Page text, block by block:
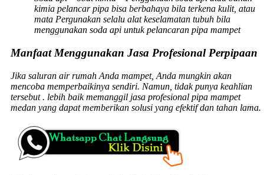
kimia pelancar pipa bisa berbahaya bila terkena kulit, atau
mata Pergunakan selalu alat keselamatan tubuh bila
menggunakan soda api untuk pelancaran pipa mampet
Manfaat Menggunakan Jasa Profesional Perpipaan
Jika saluran air rumah Anda mampet, Anda mungkin akan
mencoba memperbaikinya sendiri. Namun, tidak punya keahlian
tersebut . lebih baik memanggil jasa profesional pipa mampet
medan yang dapat memberikan solusi yang efektif dan tahan lama.